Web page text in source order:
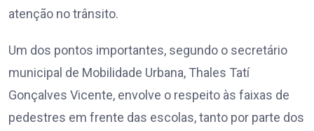
atenção no trânsito.
Um dos pontos importantes, segundo o secretário
municipal de Mobilidade Urbana, Thales Tatí
Gonçalves Vicente, envolve o respeito às faixas de
pedestres em frente das escolas, tanto por parte dos